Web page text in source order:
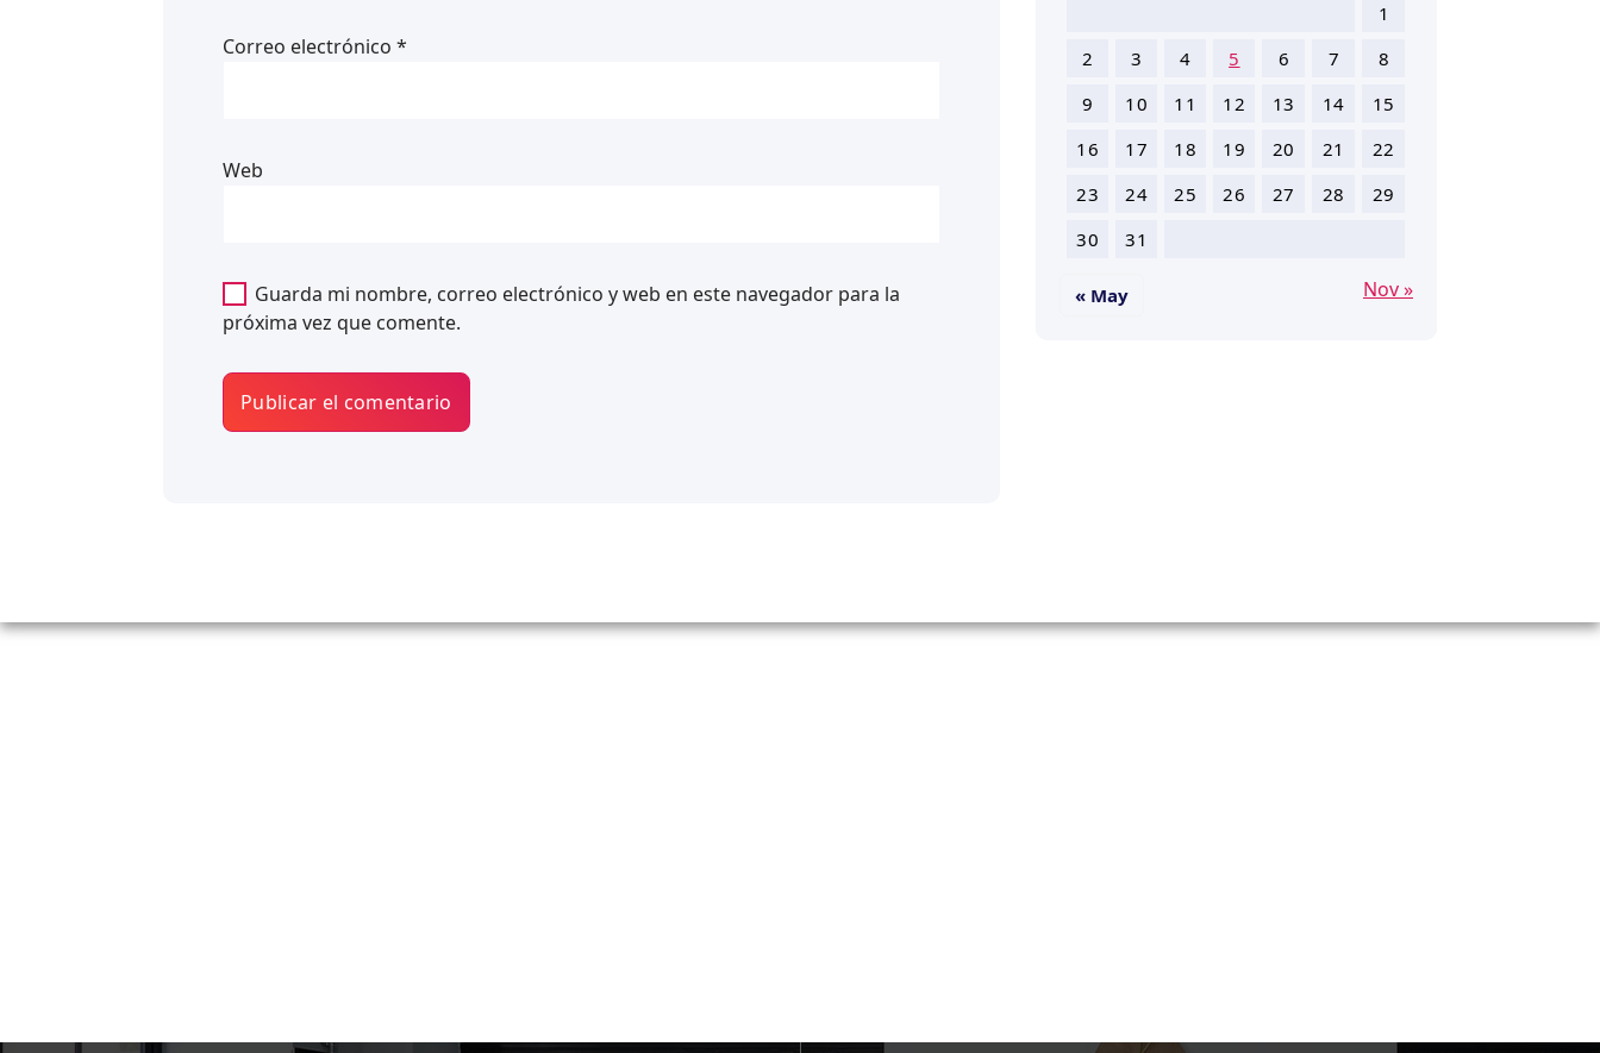
Correo electrónico *
Web
Guarda mi nombre, correo electrónico y web en este navegador para la
próxima vez que comente.
1
2
3 4 5 6 7
8
9
10 11 12 13 14
15
16
17 18 19 20 21
22
23
24 25 26 27 28
29
30
31
« May Nov »